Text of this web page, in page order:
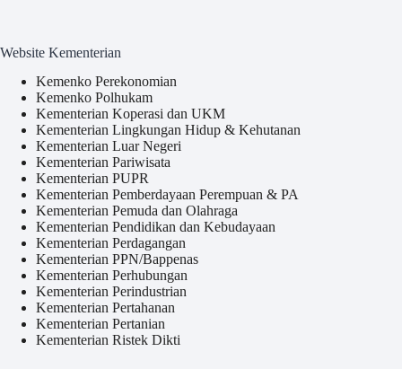
Website Kementerian
Kemenko Perekonomian
Kemenko Polhukam
Kementerian Koperasi dan UKM
Kementerian Lingkungan Hidup & Kehutanan
Kementerian Luar Negeri
Kementerian Pariwisata
Kementerian PUPR
Kementerian Pemberdayaan Perempuan & PA
Kementerian Pemuda dan Olahraga
Kementerian Pendidikan dan Kebudayaan
Kementerian Perdagangan
Kementerian PPN/Bappenas
Kementerian Perhubungan
Kementerian Perindustrian
Kementerian Pertahanan
Kementerian Pertanian
Kementerian Ristek Dikti